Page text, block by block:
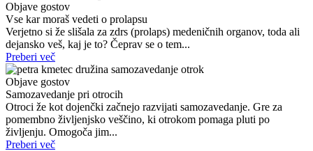
Objave gostov
Vse kar moraš vedeti o prolapsu
Verjetno si že slišala za zdrs (prolaps) medeničnih organov, toda ali
dejansko veš, kaj je to? Čeprav se o tem...
Preberi več
Objave gostov
Samozavedanje pri otrocih
Otroci že kot dojenčki začnejo razvijati samozavedanje. Gre za
pomembno življenjsko veščino, ki otrokom pomaga pluti po
življenju. Omogoča jim...
Preberi več